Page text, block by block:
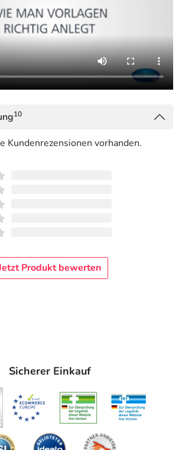
10
Kundenrezensionen vorhanden.
Produkt bewerten
Sicherer Einkauf